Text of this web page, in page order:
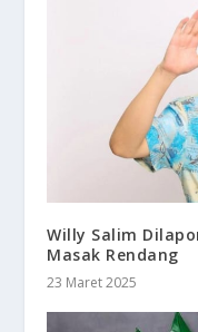
Willy Salim
Masak Rendang
23 Maret 2025